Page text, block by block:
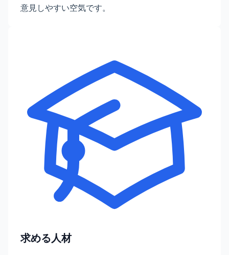
意見しやすい空気です。
求める人材